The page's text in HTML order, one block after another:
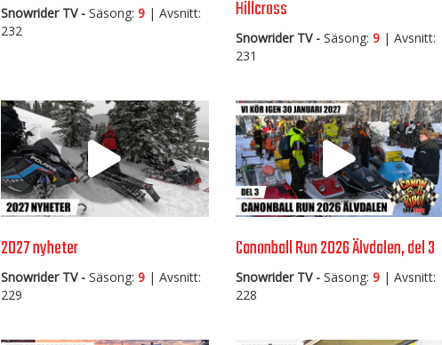
Snowrider TV - Säsong:9 | Avsnitt:
232
Hillcross
Snowrider TV -Säsong: 9| Avsnitt:
231
2027 nyheter
Snowrider TV - Säsong:9 | Avsnitt:
229
Canonball Run 2026 Älvdalen, del 3
Snowrider TV -Säsong: 9| Avsnitt:
228